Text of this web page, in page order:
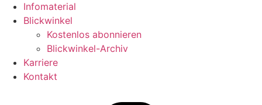
Infomaterial
Blickwinkel
Kostenlos abonnieren
Blickwinkel-Archiv
Karriere
Kontakt